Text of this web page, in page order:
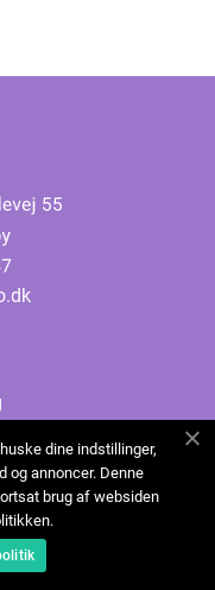
dine indstillinger,
og annoncer. Denne
brug af websiden